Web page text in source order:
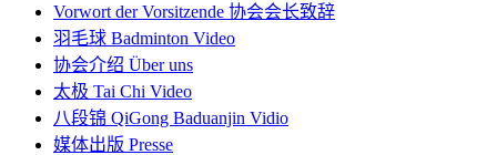
Vorwort der Vorsitzende 协会会长致辞
羽毛球 Badminton Video
协会介绍 Über uns
太极 Tai Chi Video
八段锦 QiGong Baduanjin Vidio
媒体出版 Presse